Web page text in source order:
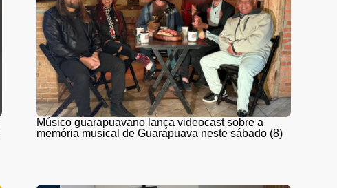
Músico guarapuavano lança videocast sobre a
memória musical de Guarapuava neste sábado (8)